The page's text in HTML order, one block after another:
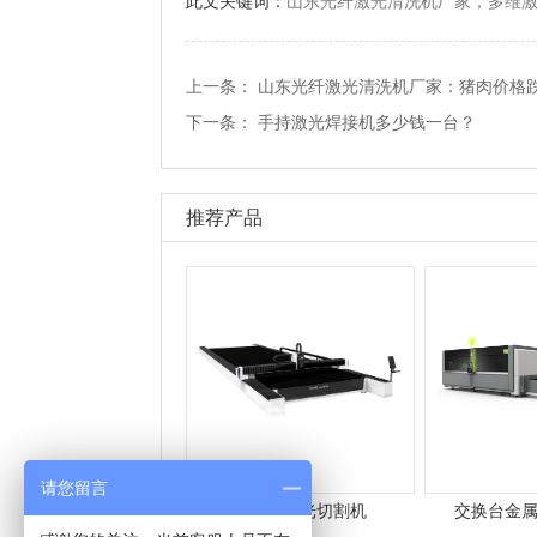
上一条： 山东光纤激光清洗机厂家：猪肉价格
下一条：手持激光焊接机多少钱一台？
推荐产品
大幅面激光切割机 交换台金
请您留言